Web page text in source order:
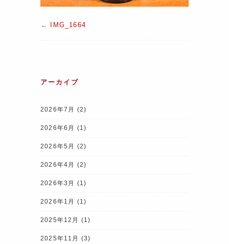
← IMG_1664
アーカイブ
2026年7月 (2)
2026年6月 (1)
2026年5月 (2)
2026年4月 (2)
2026年3月 (1)
2026年1月 (1)
2025年12月 (1)
2025年11月 (3)